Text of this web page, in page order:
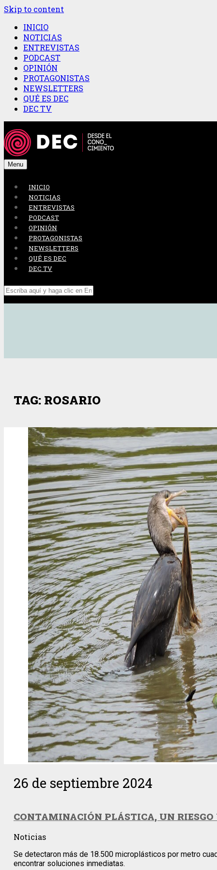
Skip to content
INICIO
NOTICIAS
ENTREVISTAS
PODCAST
OPINIÓN
PROTAGONISTAS
NEWSLETTERS
QUÉ ES DEC
DEC TV
Menu
INICIO
NOTICIAS
ENTREVISTAS
PODCAST
OPINIÓN
PROTAGONISTAS
NEWSLETTERS
QUÉ ES DEC
DEC TV
TAG: ROSARIO
26 de septiembre 2024
CONTAMINACIÓN PLÁSTICA, UN RIESGO
Noticias
Se detectaron más de 18.500 microplásticos por metro
encontrar soluciones inmediatas.